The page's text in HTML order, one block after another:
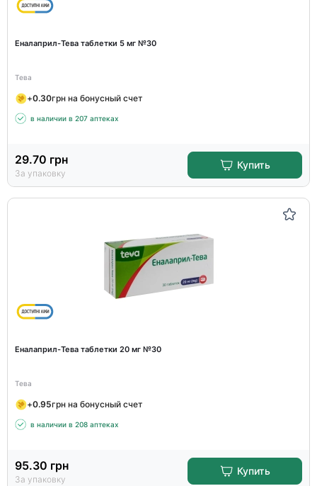
Еналаприл-Тева таблетки 5 мг №30
Тева
+0.30грн на бонусный счет
в наличии в 207 аптеках
29.70 грн
За упаковку
Купить
Еналаприл-Тева таблетки 20 мг №30
Тева
+0.95грн на бонусный счет
в наличии в 208 аптеках
95.30 грн
За упаковку
Купить